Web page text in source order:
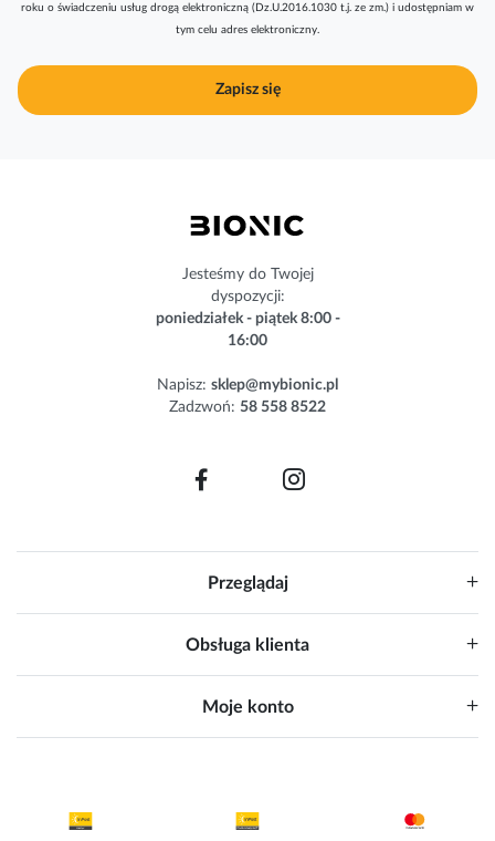
y
j
n
Zapisz się
roku o świadczeniu usług drogą elektroniczną (Dz.U.2016.1030 t.j. ze zm.) i udostępniam w
tym celu adres elektroniczny.
Jesteśmy do Twojej
dyspozycji:
poniedziałek - piątek 8:00 -
16:00
Napisz: sklep@mybionic.pl
Zadzwoń: 58 558 8522
Przeglądaj
Obsługa klienta
Moje konto